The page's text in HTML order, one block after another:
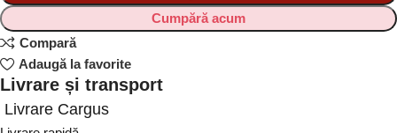
Cumpără acum
Compară
Adaugă la favorite
Livrare și transport
Livrare Cargus